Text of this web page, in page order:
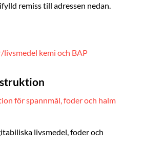
remiss till adressen nedan.
livsmedel kemi och BAP
för spannmål, foder och halm
livsmedel, foder och